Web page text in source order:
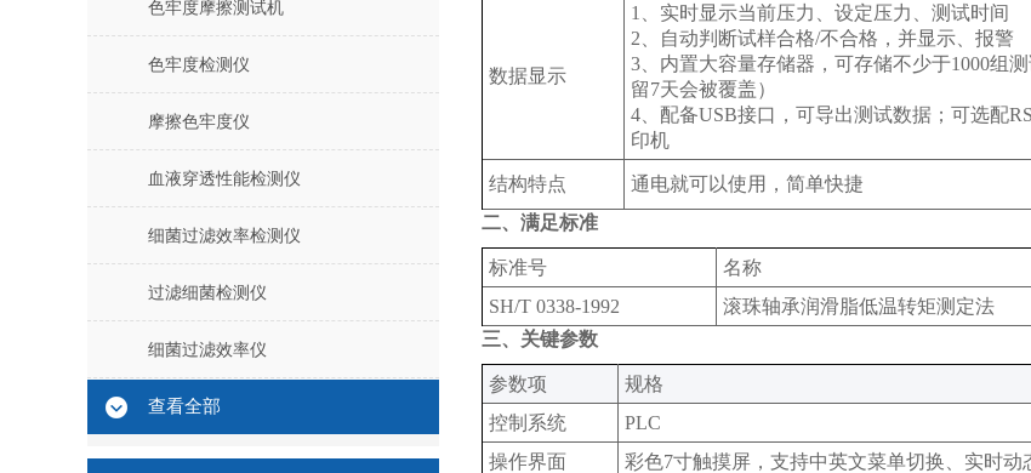
色牢度摩擦测试机
色牢度检测仪
摩擦色牢度仪
血液穿透性能检测仪
细菌过滤效率检测仪
过滤细菌检测仪
细菌过滤效率仪
查看全部
数据显示
1、实时显示当前压力、设定压力、测试时间
2、自动判断试样合格/不合格，并显示、报警
3、内置大容量存储器，可存储不少于1000组
留7天会被覆盖）
4、配备USB接口，可导出测试数据；可选配
印机
结构特点
通电就可以使用，简单快捷
二、满足标准
标准号
名称
SH/T 0338-1992
滚珠轴承润滑脂低温转矩测定法
三、关键参数
‌参数项‌
规格‌
控制系统
PLC
操作界面
彩色7寸触摸屏，支持中英文菜单切换、实时动